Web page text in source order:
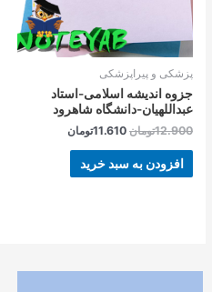
پزشکی و پیراپزشکی
جزوه اندیشه اسلامی-استاد
عبداللهیان-دانشگاه شاهرود
12.900تومان 11.610تومان
افزودن به سبد خرید